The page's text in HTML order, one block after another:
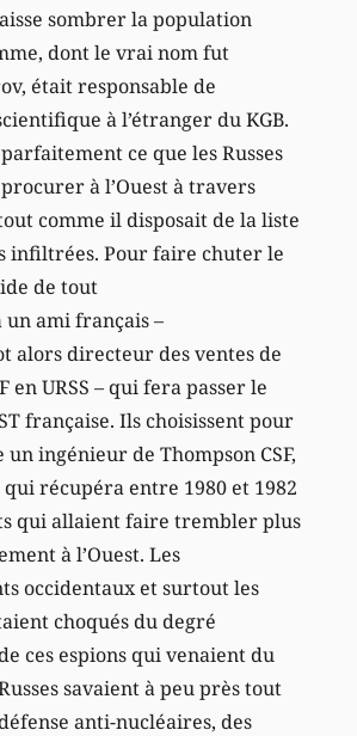
sombrer la population
dont le vrai nom fut
était responsable de
à l’étranger du KGB.
ce que les Russes
à l’Ouest à travers
comme il disposait de la liste
infiltrées. Pour faire chuter le
de tout
ami français –
alors directeur des ventes de
en URSS – qui fera passer le
française. Ils choisissent pour
ingénieur de Thompson CSF,
récupéra entre 1980 et 1982
qui allaient faire trembler plus
à l’Ouest. Les
occidentaux et surtout les
choqués du degré
ces espions qui venaient du
savaient à peu près tout
anti-nucléaires, des